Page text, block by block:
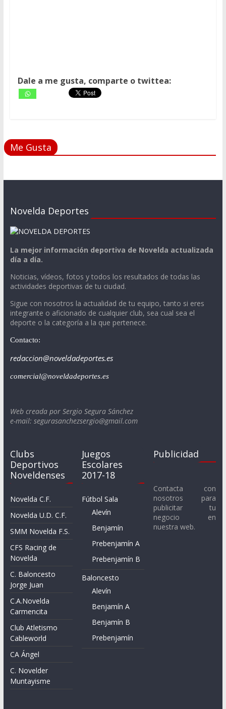
Dale a me gusta, comparte o twittea:
Me Gusta
Novelda Deportes
La mejor información deportiva de Novelda actualizada
día a día.
Noticias, vídeos, fotos y todos los resultados de todas las
actividades deportivas de tu ciudad.
Sigue con nosotros la actualidad de tu equipo, tanto si eres
integrante o aficionado de cualquier club, sea cual sea el
deporte o la categoría a la que pertenece.
Contacto:
redaccion@noveldadeportes.es
comercial@noveldadeportes.es
Web creada por Sergio Segura Sánchez
e-mail: segurasanchezsergio@gmail.com
Clubs
Deportivos
Noveldenses
Novelda C.F.
Novelda U.D. C.F.
SMM Novelda F.S.
CFS Racing de
Novelda
C. Baloncesto
Jorge Juan
C.A.Novelda
Carmencita
Club Atletismo
Cableworld
CA Ángel
C. Novelder
Muntayisme
Juegos
Escolares
2017-18
Fútbol Sala
Alevín
Benjamín
Prebenjamín A
Prebenjamín B
Baloncesto
Alevín
Benjamín A
Benjamín B
Prebenjamín
Publicidad
Contacta con
nosotros para
publicitar tu
negocio en
nuestra web.